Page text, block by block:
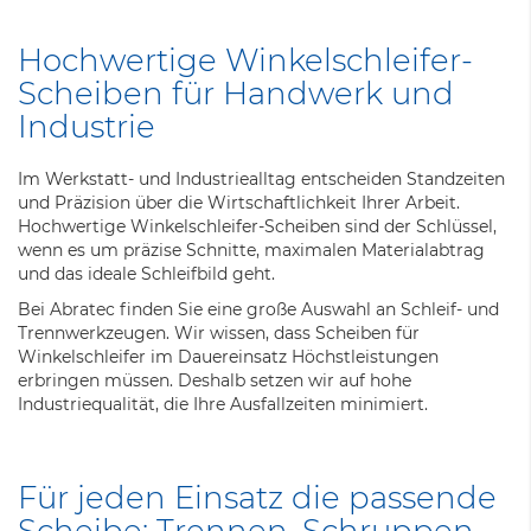
Hochwertige Winkelschleifer-
Scheiben für Handwerk und
Industrie
Im Werkstatt- und Industriealltag entscheiden Standzeiten
und Präzision über die Wirtschaftlichkeit Ihrer Arbeit.
Hochwertige Winkelschleifer-Scheiben sind der Schlüssel,
wenn es um präzise Schnitte, maximalen Materialabtrag
und das ideale Schleifbild geht.
Bei Abratec finden Sie eine große Auswahl an Schleif- und
Trennwerkzeugen. Wir wissen, dass Scheiben für
Winkelschleifer im Dauereinsatz Höchstleistungen
erbringen müssen. Deshalb setzen wir auf hohe
Industriequalität, die Ihre Ausfallzeiten minimiert.
Für jeden Einsatz die passende